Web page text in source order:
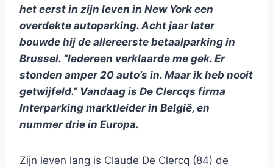
het eerst in zijn leven in New York een
overdekte autoparking. Acht jaar later
bouwde hij de allereerste betaalparking in
Brussel. “Iedereen verklaarde me gek. Er
stonden amper 20 auto’s in. Maar ik heb nooit
getwijfeld.” Vandaag is De Clercqs firma
Interparking marktleider in België, en
nummer drie in Europa.
Zijn leven lang is Claude De Clercq (84) de